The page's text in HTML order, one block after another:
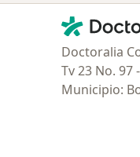
Doctoralia -
Doctoralia
Tv 23 No. 97
Municipio: